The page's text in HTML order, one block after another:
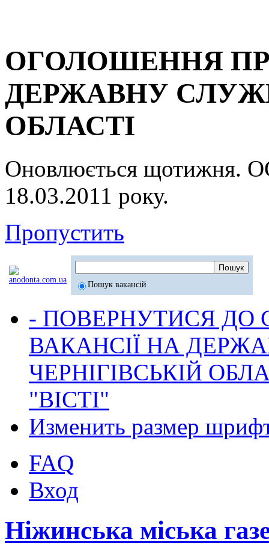
ОГОЛОШЕННЯ
ДЕРЖАВНУ
ОБЛАСТІ
Оновлюється
18.03.2011 року.
Пропустить
Пошук вакансій
- ПОВЕРНУТИСЯ ДО
ВАКАНСІЇ НА
ЧЕРНІГІВСЬКІЙ
"ВІСТІ"
Изменить размер
FAQ
Вход
Ніжинська міська